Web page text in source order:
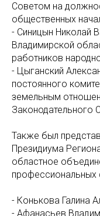
Советом на
общественных
- Синицын Николай
Владимирской
работников
- Цыганский
постоянного
земельным
Законодательного
Также был
Президиума
областное
- Конькова Галина
- Афанасьев